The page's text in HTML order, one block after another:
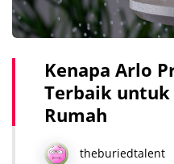
Kenapa Arlo
Terbaik untuk
Rumah
theburiedtalent